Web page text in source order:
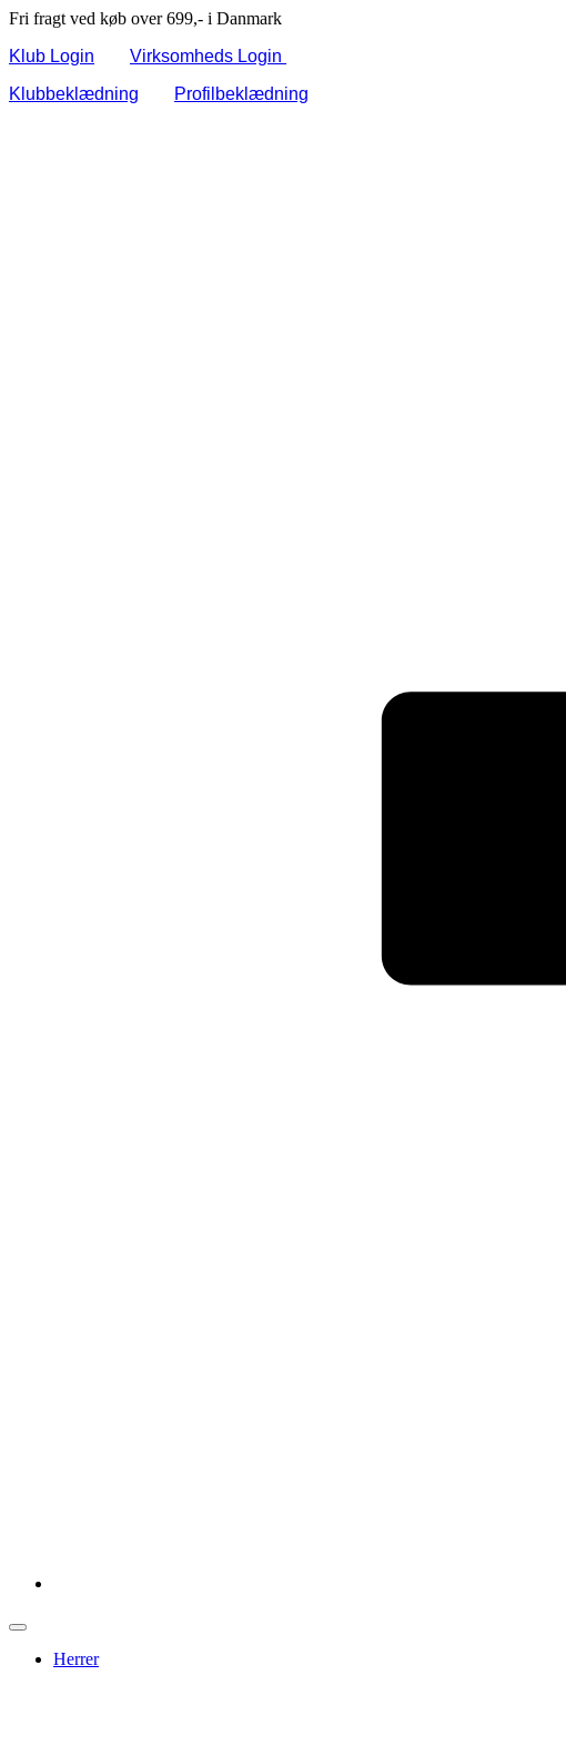
Fri fragt ved køb over 699,- i Danmark
Klub Login
Virksomheds Login
Klubbeklædning
Profilbeklædning
Herrer